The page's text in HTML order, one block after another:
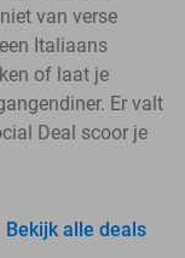
van verse
Italiaans
of laat je
Er valt
Deal scoor je
Bekijk alle deals